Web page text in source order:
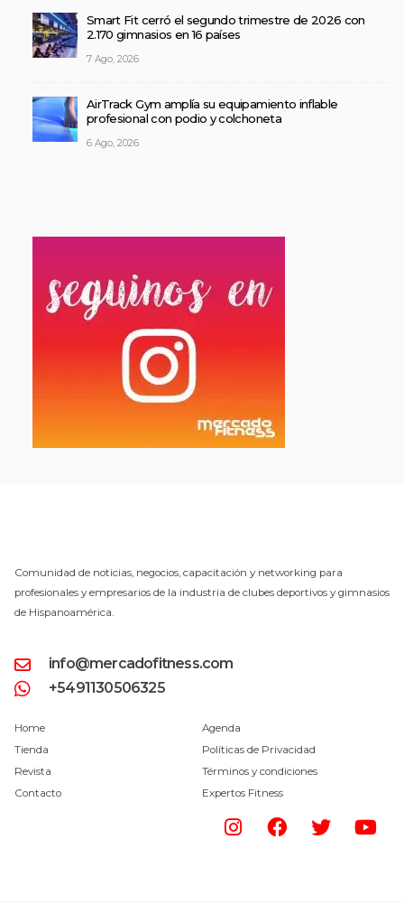
Smart Fit cerró el segundo trimestre de 2026 con
2.170 gimnasios en 16 países
7 Ago, 2026
AirTrack Gym amplía su equipamiento inflable
profesional con podio y colchoneta
6 Ago, 2026
Comunidad de noticias, negocios, capacitación y networking para
profesionales y empresarios de la industria de clubes deportivos y gimnasios
de Hispanoamérica.
info@mercadofitness.com
+5491130506325
Home
Tienda
Revista
Contacto
Agenda
Políticas de Privacidad
Términos y condiciones
Expertos Fitness